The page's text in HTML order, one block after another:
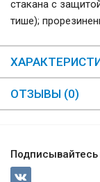
стакана с
тише);
ОТЗЫВЫ (0)